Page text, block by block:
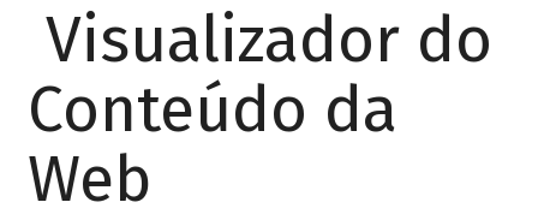
Visualizador do
Conteúdo da
Web